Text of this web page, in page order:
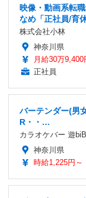
映像・動画系転
なめ「正社員/育
株式会社小林
神奈川県
月給30万9,400
正社員
バーテンダー(男
R・・…
カラオケバー 遊
神奈川県
時給1,225円～